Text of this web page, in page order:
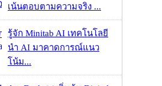
เน้นตอบตามความจริง ...
รู้จัก Minitab AI เทคโนโลยี
นำ AI มาคาดการณ์แนว
โน้ม...